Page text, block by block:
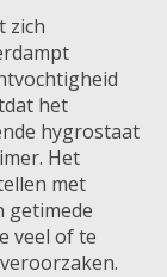
zich
het
hygrostaat
Het
met
getimede
veel of te